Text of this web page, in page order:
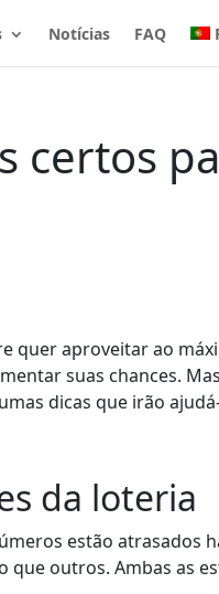
Notícias FAQ
certos
quer aproveitar ao
suas chances.
dicas que irão
da loteria
estão atrasados
outros. Ambas as